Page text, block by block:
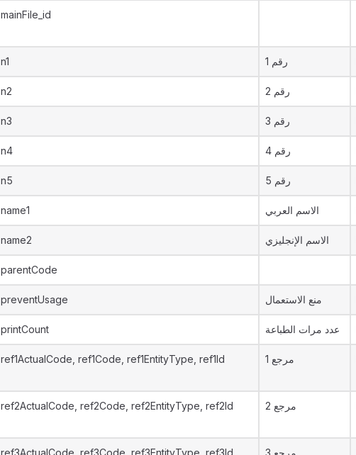
mainFile_id
n1 رقم 1
n2 رقم 2
n3 رقم 3
n4 رقم 4
n5 رقم 5
name1 الاسم العربي
name2 الاسم الإنجليزي
parentCode
preventUsage منع الاستعمال
printCount عدد مرات الطباعة
ref1ActualCode, ref1Code, ref1EntityType, ref1Id مرجع 1
ref2ActualCode, ref2Code, ref2EntityType, ref2Id مرجع 2
ref3ActualCode, ref3Code, ref3EntityType, ref3Id مرجع 3